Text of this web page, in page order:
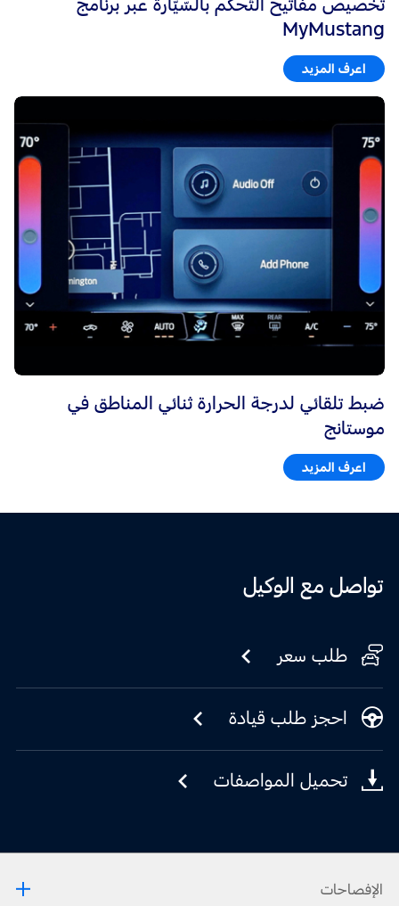
MyMustang
اعرف المزيد
ضبط تلقائي لدرجة الحرارة ثنائي المناطق في
موستانج
اعرف المزيد
تواصل مع الوكيل
طلب سعر
احجز طلب قيادة
تحميل المواصفات
الإفصاحات